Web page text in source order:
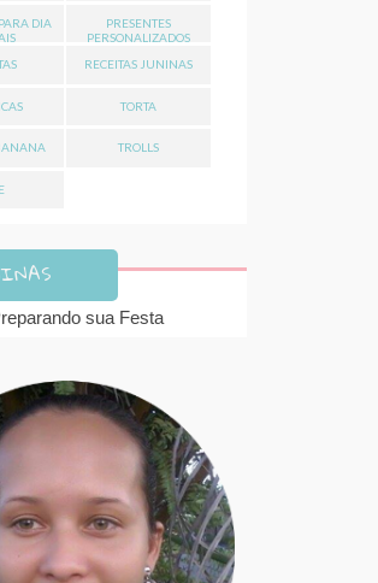
DIA
PRESENTES
PERSONALIZADOS
RECEITAS JUNINAS
TORTA
TROLLS
sua Festa